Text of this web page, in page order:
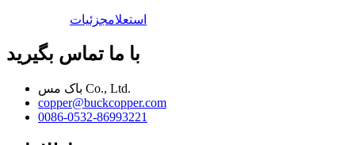
استعلامجزئیات
با ما تماس بگیرید
باک مس Co., Ltd.
copper@buckcopper.com
0086-0532-86993221